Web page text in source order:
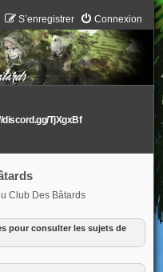
Connexion
S’enregistrer
discord.gg/TjXgxBf
Club Des Bâtards
pour consulter les sujets de